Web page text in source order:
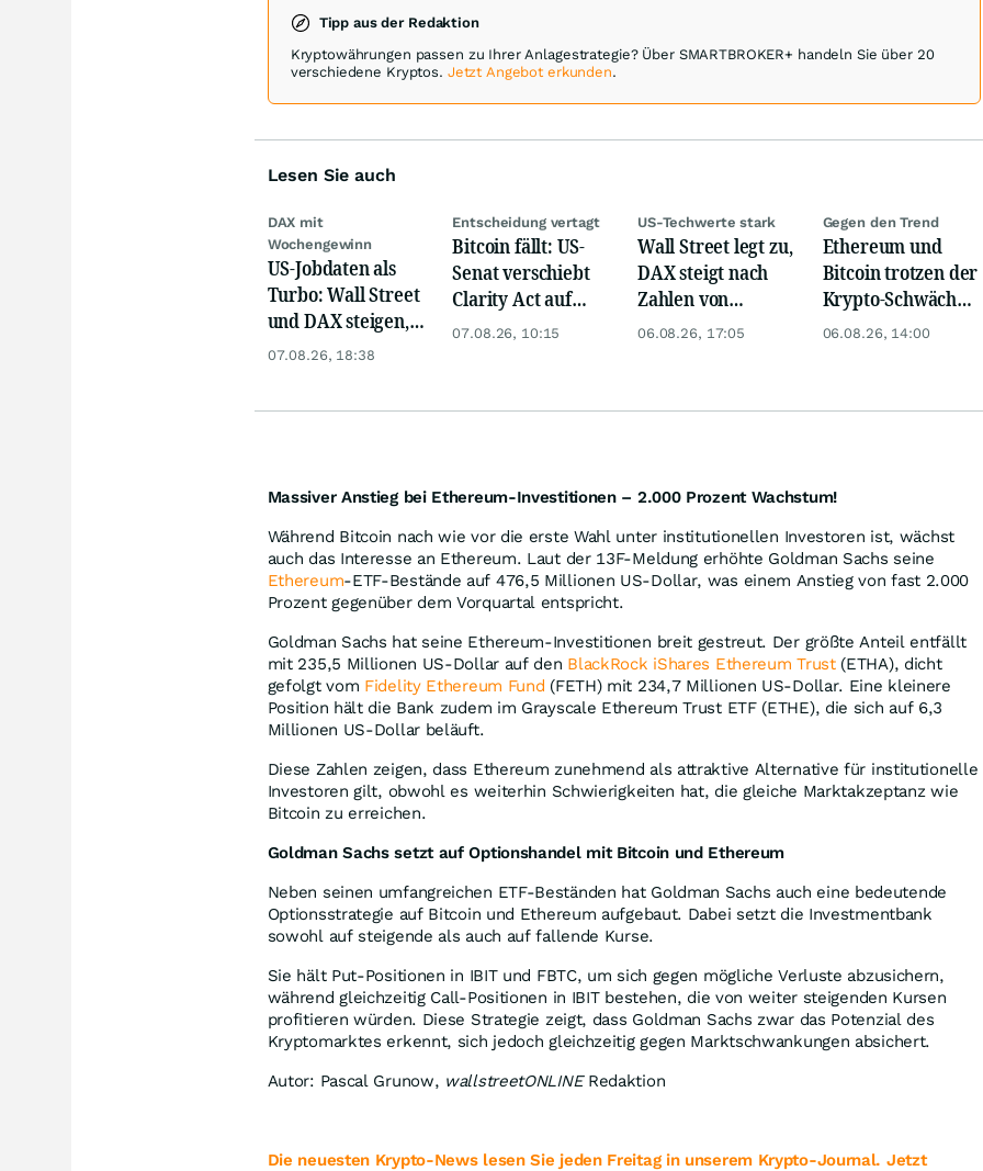
Tipp aus der Redaktion
Kryptowährungen passen zu Ihrer Anlagestrategie? Über SMARTBROKER+ handeln Sie über 20
verschiedene Kryptos. Jetzt Angebot erkunden.
Lesen Sie auch
DAX mit
Wochengewinn
US-Jobdaten als
Turbo: Wall Street
und DAX steigen,
Gold glänzt
07.08.26, 18:38
Entscheidung vertagt
Bitcoin fällt: US-
Senat verschiebt
Clarity Act auf
September
07.08.26, 10:15
US-Techwerte stark
Wall Street legt zu,
DAX steigt nach
Zahlen von
Telekom, Henkel
06.08.26, 17:05
Gegen den Trend
Ethereum und
Bitcoin trotzen der
Krypto-Schwäche
dank ETF-
06.08.26, 14:00
Massiver Anstieg bei Ethereum-Investitionen – 2.000 Prozent Wachstum!
Während Bitcoin nach wie vor die erste Wahl unter institutionellen Investoren ist, wächst
auch das Interesse an Ethereum. Laut der 13F-Meldung erhöhte Goldman Sachs seine
Ethereum-ETF-Bestände auf 476,5 Millionen US-Dollar, was einem Anstieg von fast 2.000
Prozent gegenüber dem Vorquartal entspricht.
Goldman Sachs hat seine Ethereum-Investitionen breit gestreut. Der größte Anteil entfällt
mit 235,5 Millionen US-Dollar auf den BlackRock iShares Ethereum Trust(ETHA), dicht
gefolgt vom Fidelity Ethereum Fund (FETH) mit 234,7 Millionen US-Dollar. Eine kleinere
Position hält die Bank zudem im Grayscale Ethereum Trust ETF (ETHE), die sich auf 6,3
Millionen US-Dollar beläuft.
Diese Zahlen zeigen, dass Ethereum zunehmend als attraktive Alternative für institutionelle
Investoren gilt, obwohl es weiterhin Schwierigkeiten hat, die gleiche Marktakzeptanz wie
Bitcoin zu erreichen.
Goldman Sachs setzt auf Optionshandel mit Bitcoin und Ethereum
Neben seinen umfangreichen ETF-Beständen hat Goldman Sachs auch eine bedeutende
Optionsstrategie auf Bitcoin und Ethereum aufgebaut. Dabei setzt die Investmentbank
sowohl auf steigende als auch auf fallende Kurse.
Sie hält Put-Positionen in IBIT und FBTC, um sich gegen mögliche Verluste abzusichern,
während gleichzeitig Call-Positionen in IBIT bestehen, die von weiter steigenden Kursen
profitieren würden. Diese Strategie zeigt, dass Goldman Sachs zwar das Potenzial des
Kryptomarktes erkennt, sich jedoch gleichzeitig gegen Marktschwankungen absichert.
Autor: Pascal Grunow, wallstreetONLINERedaktion
Die neuesten Krypto-News lesen Sie jeden Freitag in unserem Krypto-Journal. Jetzt